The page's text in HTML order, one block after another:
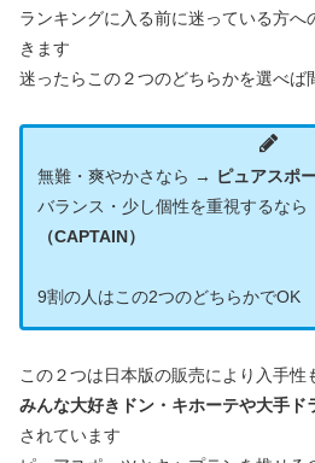
ランキングに入る前に迷っている方へ
きます
迷ったらこの２つのどちらかを選べば
無難・爽やかさなら → ピュアスポ
バランス・少し個性を重視するなら
（CAPTAIN）
9割の人はこの2つのどちらかでOK
この２つは日本版の販売により入手性
みんな大好きドン・キホーテや大手ド
されています